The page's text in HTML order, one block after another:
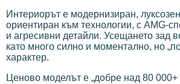
Интериорът е модернизиран,
ориентиран към технологии, с AMG-
и агресивни детайли. Усещането зад
като много силно и моментално, но
характер.
Ценово моделът е „добре над 80